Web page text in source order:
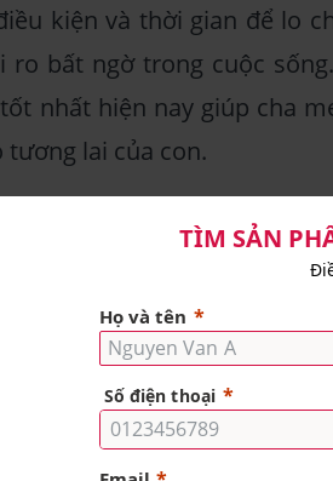
kiện và thời gian để lo
ro bất ngờ trong cuộc
nhất hiện nay giúp cha
tương lai của con.
6 lý do “thiết thực” vì sao
con:
sức khỏe của con:
an tâm khi con được bảo
hợp mua sản phẩm bảo
con sẽ được hưởng